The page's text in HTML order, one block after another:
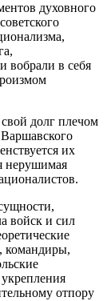
духовного
вобрали в себя
долг плечом
их
нерушимая
войск и сил
командиры,
отпору